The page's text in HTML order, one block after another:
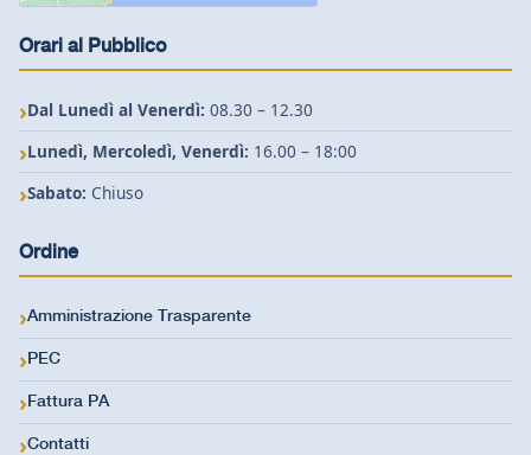
Orari al Pubblico
Dal Lunedì al Venerdì: 08.30 – 12.30
Lunedì, Mercoledì, Venerdì: 16.00 – 18:00
Sabato: Chiuso
Ordine
Amministrazione Trasparente
PEC
Fattura PA
Contatti